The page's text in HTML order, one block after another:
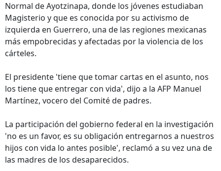
Normal de Ayotzinapa, donde los jóvenes estudiaban
Magisterio y que es conocida por su activismo de
izquierda en Guerrero, una de las regiones mexicanas
más empobrecidas y afectadas por la violencia de los
cárteles.
El presidente 'tiene que tomar cartas en el asunto, nos
los tiene que entregar con vida', dijo a la AFP Manuel
Martínez, vocero del Comité de padres.
La participación del gobierno federal en la investigación
'no es un favor, es su obligación entregarnos a nuestros
hijos con vida lo antes posible', reclamó a su vez una de
las madres de los desaparecidos.